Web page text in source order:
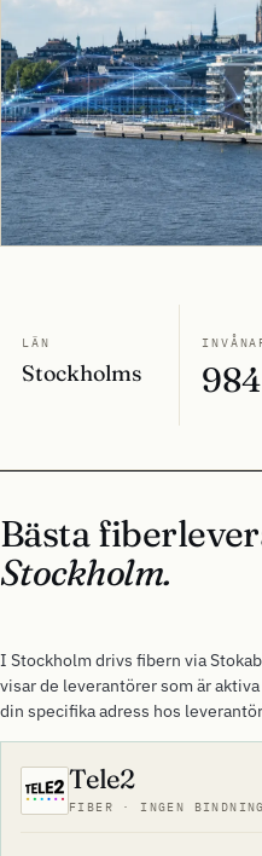
LÄN
Stockholms
Bästa
Stockholm.
I Stockholm drivs fibern via
visar de leverantörer som är
din specifika adress hos
Tele2
FIBER · INGEN